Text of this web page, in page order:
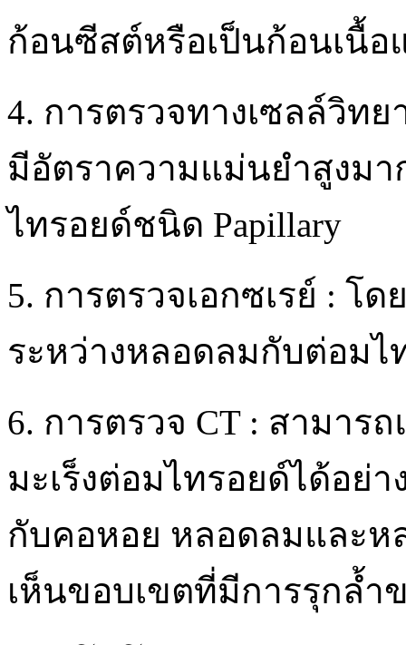
ก้อนซีสต์หรือเป็นก้อนเนื้อ
4. การตรวจทางเซลล์วิท
มีอัตราความแม่นยำสูงมา
ไทรอยด์ชนิด Papillary
5. การตรวจเอกซเรย์ : โ
ระหว่างหลอดลมกับต่อมไ
6. การตรวจ CT : สามาร
มะเร็งต่อมไทรอยด์ได้อย่
กับคอหอย หลอดลมและห
เห็นขอบเขตที่มีการรุกล้ำ